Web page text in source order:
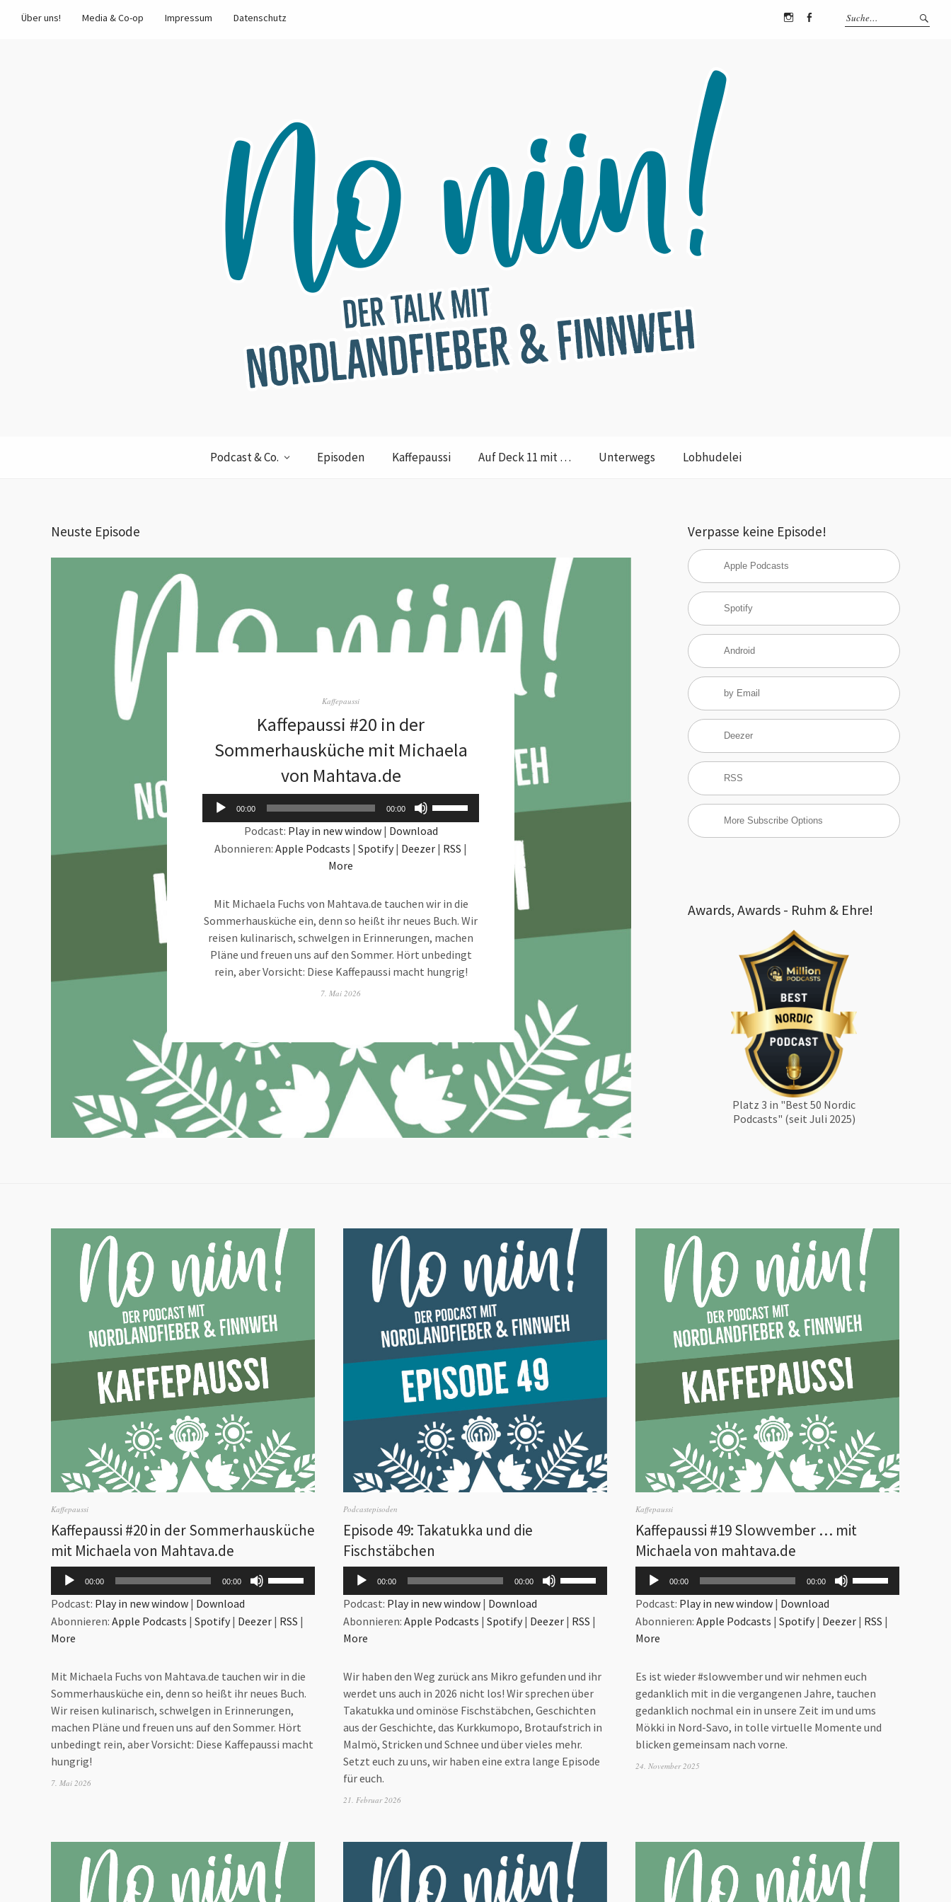
Über uns! Media & Co-op Impressum
Datenschutz
Podcast & Co. Episoden Kaffepaussi Auf Deck 11 mit … Unterwegs Lobhudelei
Neuste Episode
Kaffepaussi
Kaffepaussi #20 in der
Sommerhausküche mit Michaela
von Mahtava.de
Audio-
Player
00:00 00:00
benutzen,
um
zu
regeln.
Podcast: Play in new window| Download
Abonnieren: Apple Podcasts | Spotify| Deezer | RSS |
More
Mit Michaela Fuchs von Mahtava.de tauchen wir in die
Sommerhausküche ein, denn so heißt ihr neues Buch. Wir
reisen kulinarisch, schwelgen in Erinnerungen, machen
Pläne und freuen uns auf den Sommer. Hört unbedingt
rein, aber Vorsicht: Diese Kaffepaussi macht hungrig!
7. Mai 2026
Verpasse keine Episode!
Apple Podcasts
Spotify
Android
by Email
Deezer
RSS
More Subscribe Options
Awards, Awards - Ruhm & Ehre!
Platz 3 in "Best 50 Nordic
Podcasts" (seit Juli 2025)
Kaffepaussi
Kaffepaussi #20 in der Sommerhausküche
mit Michaela von Mahtava.de
Audio-
00:00 00:00
um
zu
regeln.
Podcast: Play in new window | Download
Abonnieren: Apple Podcasts | Spotify| Deezer | RSS |
More
Mit Michaela Fuchs von Mahtava.de tauchen wir in die
Sommerhausküche ein, denn so heißt ihr neues Buch.
Wir reisen kulinarisch, schwelgen in Erinnerungen,
machen Pläne und freuen uns auf den Sommer. Hört
unbedingt rein, aber Vorsicht: Diese Kaffepaussi macht
hungrig!
7. Mai 2026
Podcastepisoden
Episode 49: Takatukka und die
Fischstäbchen
Audio-
00:00 00:00
um
zu
regeln.
Podcast: Play in new window| Download
Abonnieren: Apple Podcasts | Spotify| Deezer| RSS |
More
Wir haben den Weg zurück ans Mikro gefunden und ihr
werdet uns auch in 2026 nicht los! Wir sprechen über
Takatukka und ominöse Fischstäbchen, Geschichten
aus der Geschichte, das Kurkkumopo, Brotaufstrich in
Malmö, Stricken und Schnee und über vieles mehr.
Setzt euch zu uns, wir haben eine extra lange Episode
für euch.
21. Februar 2026
Kaffepaussi
Kaffepaussi #19 Slowvember … mit
Michaela von mahtava.de
Audio-
00:00 00:00
um
zu
regeln.
Podcast: Play in new window| Download
Abonnieren: Apple Podcasts | Spotify| Deezer| RSS |
More
Es ist wieder #slowvember und wir nehmen euch
gedanklich mit in die vergangenen Jahre, tauchen
gedanklich nochmal ein in unsere Zeit im und ums
Mökki in Nord-Savo, in tolle virtuelle Momente und
blicken gemeinsam nach vorne.
24. November 2025